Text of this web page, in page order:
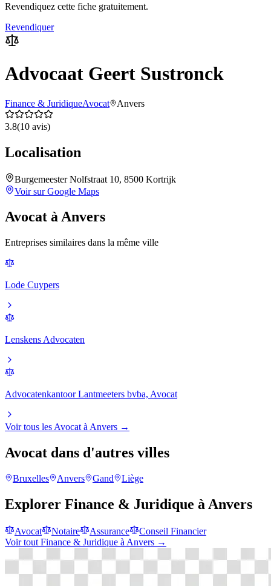
Revendiquez cette fiche gratuitement.
Revendiquer
Advocaat Geert Sustronck
Finance & JuridiqueAvocat Anvers
3.8(10 avis)
Localisation
Burgemeester Nolfstraat 10, 8500 Kortrijk
Voir sur Google Maps
Avocat àAnvers
Entreprises similaires dans la même ville
Lode Cuypers
Lenskens Advocaten
Advocatenkantoor Lantmeeters bvba, Avocat
Voir tous les Avocat à Anvers →
Avocat dans d'autres villes
Bruxelles Anvers Gand Liège
Explorer Finance & Juridique à Anvers
Avocat Notaire Assurance
Conseil Financier
Voir tout Finance & Juridique à Anvers →